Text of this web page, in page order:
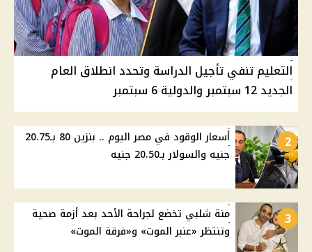
التعليم تنفي تأجيل الدراسة وتحدد انطلاق العام
الجديد 12 سبتمبر والدولية 6 سبتمبر
2
أسعار الوقود في مصر اليوم .. بنزين 80 بـ20.75
جنيه والسولار بـ20.50 جنيه
3
منة شلبي تخضع لجراحة الأحد بعد أزمة صحية
وتنتظر «عنبر الموت» و«فرقة الموت»